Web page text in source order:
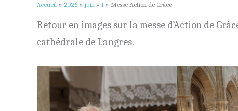
Accueil 2026 juin 1 Messe Action de Grâce
Retour en images sur la messe d’Action de
cathédrale de Langres.